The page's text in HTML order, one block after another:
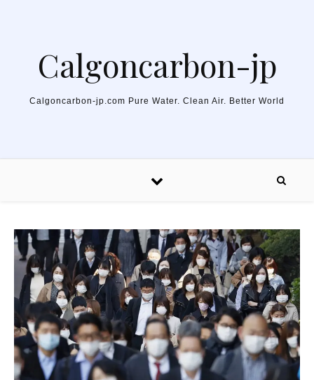
Calgoncarbon-jp
Calgoncarbon-jp.com Pure Water. Clean Air. Better World